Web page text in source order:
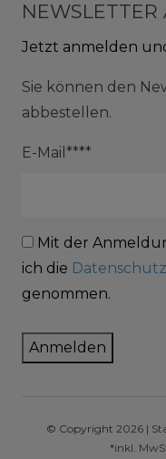
Jetzt anmelden
Sie können den
abbestellen.
E-Mail****
Mit der
ich die
genommen.
Anmelden
© Copyright 2026 |
*inkl.